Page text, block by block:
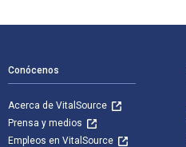
Conócenos
Acerca de VitalSource
Prensa y medios
Empleos en VitalSource